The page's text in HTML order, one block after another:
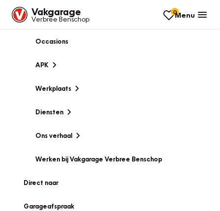
Vakgarage
Verbree Benschop
0Menu
Occasions
APK
Werkplaats
Diensten
Ons verhaal
Werken bij Vakgarage Verbree Benschop
Direct naar
Garageafspraak